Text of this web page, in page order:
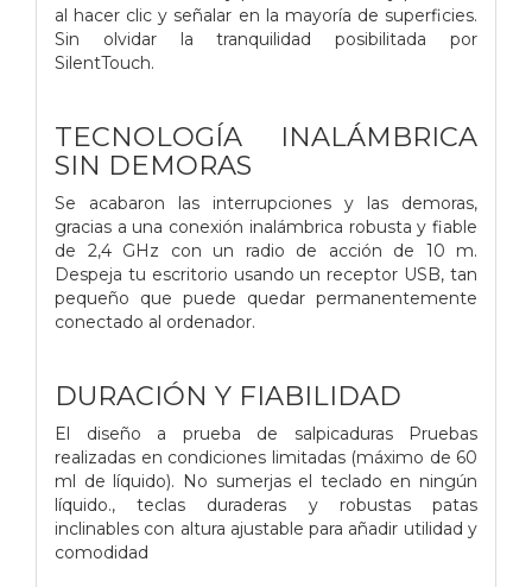
al hacer clic y señalar en la mayoría de superficies.
Sin olvidar la tranquilidad posibilitada por
SilentTouch.
TECNOLOGÍA INALÁMBRICA
SIN DEMORAS
Se acabaron las interrupciones y las demoras,
gracias a una conexión inalámbrica robusta y fiable
de 2,4 GHz con un radio de acción de 10 m.
Despeja tu escritorio usando un receptor USB, tan
pequeño que puede quedar permanentemente
conectado al ordenador.
DURACIÓN Y FIABILIDAD
El diseño a prueba de salpicaduras Pruebas
realizadas en condiciones limitadas (máximo de 60
ml de líquido). No sumerjas el teclado en ningún
líquido., teclas duraderas y robustas patas
inclinables con altura ajustable para añadir utilidad y
comodidad